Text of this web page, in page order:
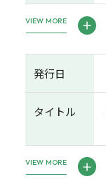
VIEW MORE
発行日
タイトル
VIEW MORE